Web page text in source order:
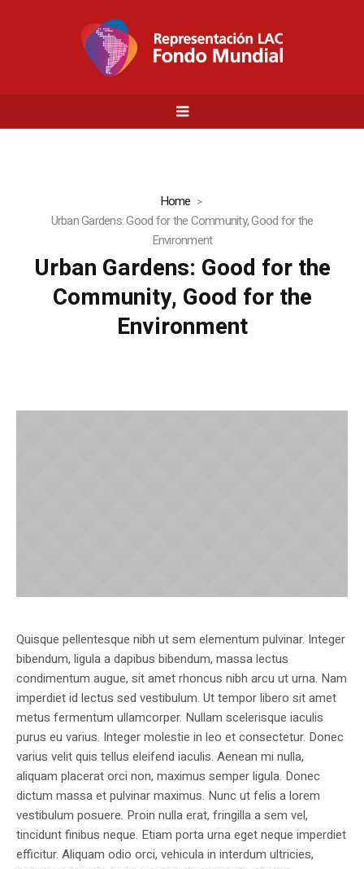
Home
Urban Gardens: Good for the Community, Good for the
Environment
Urban Gardens: Good for the
Community, Good for the
Environment
Quisque pellentesque nibh ut sem elementum pulvinar. Integer
bibendum, ligula a dapibus bibendum, massa lectus
condimentum augue, sit amet rhoncus nibh arcu ut urna. Nam
imperdiet id lectus sed vestibulum. Ut tempor libero sit amet
metus fermentum ullamcorper. Nullam scelerisque iaculis
purus eu varius. Integer molestie in leo et consectetur. Donec
varius velit quis tellus eleifend iaculis. Aenean mi nulla,
aliquam placerat orci non, maximus semper ligula. Donec
dictum massa et pulvinar maximus. Nunc ut felis a lorem
vestibulum posuere. Proin nulla erat, fringilla a sem vel,
tincidunt finibus neque. Etiam porta urna eget neque imperdiet
efficitur. Aliquam odio orci, vehicula in interdum ultricies,